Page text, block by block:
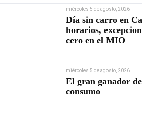
miércoles 5 de agosto, 2026
Día sin carro en
horarios,
cero en el MIO
miércoles 5 de agosto, 2026
El gran ganador
consumo